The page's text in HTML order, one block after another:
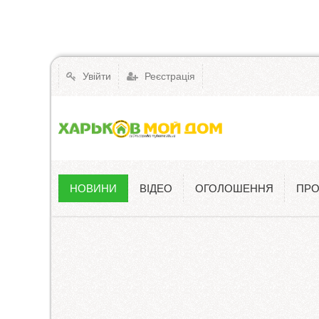
Увійти Реєстрація
Новини
НОВИНИ ВІДЕО ОГОЛОШЕННЯ